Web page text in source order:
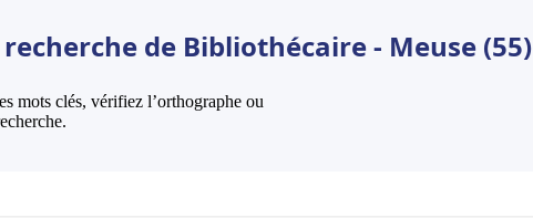
de Bibliothécaire - Meuse (55)
mots clés, vérifiez l’orthographe ou